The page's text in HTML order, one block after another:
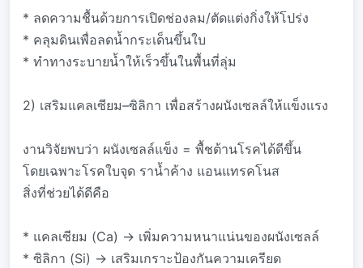
* ลดความชื้นด้วยการเปิดช่องลม/ตัดแต่งกิ่งให้โปร่ง
* คลุมดินเพื่อลดน้ำกระเด็นขึ้นใบ
* ทำทางระบายน้ำให้เร็วขึ้นในพื้นที่ลุ่ม
2) เสริมแคลเซียม–ซิลิกา เพื่อสร้างผนังเซลล์ให้แข็งแรง
งานวิจัยพบว่า ผนังเซลล์แข็ง = พื้ชต้านโรคได้ดีขึ้น
โดยเฉพาะโรคใบจุด ราน้ำค้าง แอนแทรคโนส
สิ่งที่ช่วยได้ดีคือ
* แคลเซียม (Ca) → เพิ่มความหนาแน่นของผนังเซลล์
* ซิลิกา (Si) → เสริมเกราะป้องกันความเครียด